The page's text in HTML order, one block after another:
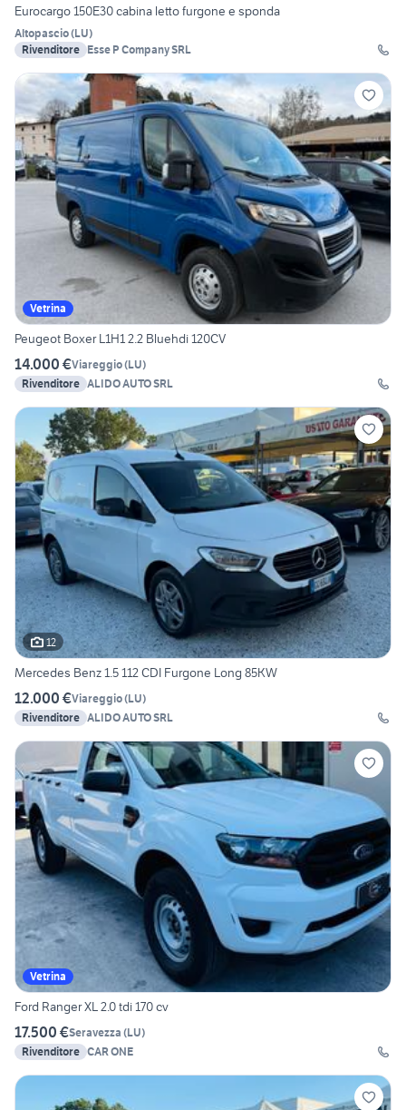
Eurocargo 150E30 cabina letto furgone e sponda
Altopascio(LU)
Rivenditore Esse P Company SRL
Vetrina
Peugeot Boxer L1H1 2.2 Bluehdi 120CV
14.000 €Viareggio(LU)
Rivenditore ALIDO AUTO SRL
12
Mercedes Benz 1.5 112 CDI Furgone Long 85KW
12.000 €Viareggio(LU)
Rivenditore ALIDO AUTO SRL
Vetrina
Ford Ranger XL 2.0 tdi 170 cv
17.500 €Seravezza (LU)
Rivenditore CAR ONE